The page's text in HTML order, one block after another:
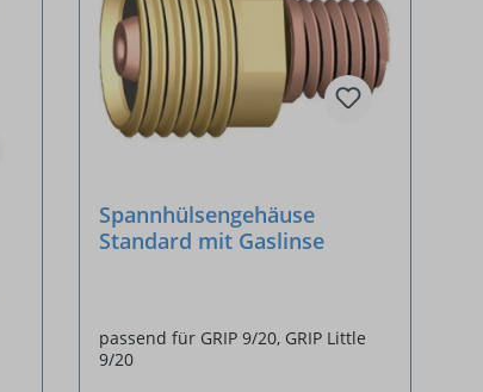
Spannhülsengehäuse
Standard mit Gaslinse
passend für GRIP 9/20, GRIP Little
9/20